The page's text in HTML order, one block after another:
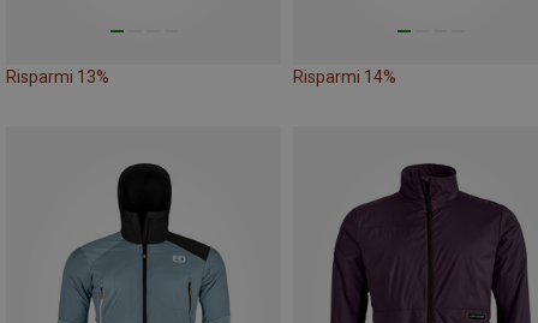
Risparmi 13% Risparmi 14%